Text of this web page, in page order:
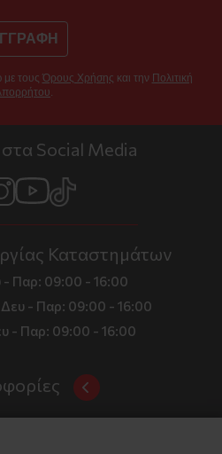
τους Όρους Χρήσης και την Πολιτική
.
στα Social Media
Καταστημάτων
- Παρ: 09:00 - 16:00
Δευ - Παρ: 09:00 - 16:00
- Παρ: 09:00 - 16:00
και Πληρωμής